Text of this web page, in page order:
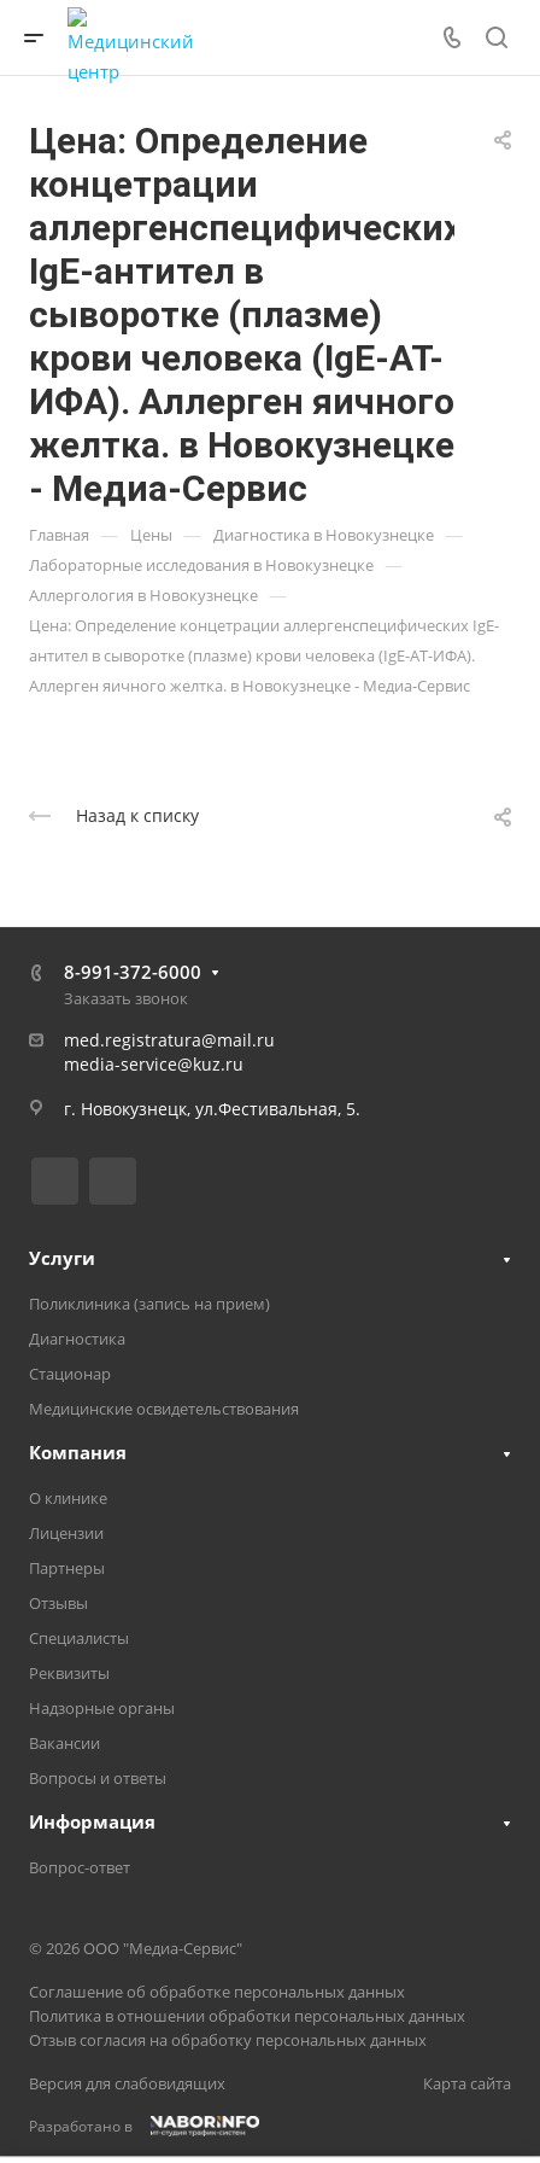
Цена: Определение
концетрации
аллергенспецифических
IgE-антител в
сыворотке (плазме)
крови человека (IgE-АТ-
ИФА). Аллерген яичного
желтка. в Новокузнецке
- Медиа-Сервис
Главная — Цены — Диагностика в Новокузнецке —
Лабораторные исследования в Новокузнецке —
Аллергология в Новокузнецке —
Цена: Определение концетрации аллергенспецифических IgE-
антител в сыворотке (плазме) крови человека (IgE-АТ-ИФА).
Аллерген яичного желтка. в Новокузнецке - Медиа-Сервис
Назад к списку
8-991-372-6000
Заказать звонок
med.registratura@mail.ru
media-service@kuz.ru
г. Новокузнецк, ул.Фестивальная, 5.
Услуги
Поликлиника (запись на прием)
Диагностика
Стационар
Медицинские освидетельствования
Компания
О клинике
Лицензии
Партнеры
Отзывы
Специалисты
Реквизиты
Надзорные органы
Вакансии
Вопросы и ответы
Информация
Вопрос-ответ
© 2026 ООО "Медиа-Сервис"
Соглашение об обработке персональных данных
Политика в отношении обработки персональных данных
Отзыв согласия на обработку персональных данных
Версия для слабовидящих
Карта сайта
Разработано в